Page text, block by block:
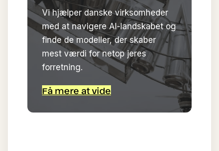
Vi hjælper danske virksomheder
med at navigere AI-landskabet og
finde de modeller, der skaber
mest værdi for netop jeres
forretning.
Få mere at vide